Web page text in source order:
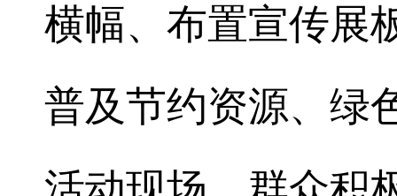
横幅、布置宣传展
普及节约资源、绿